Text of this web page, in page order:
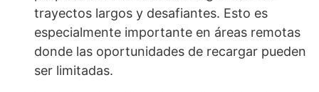
trayectos largos y desafiantes. Esto es
especialmente importante en áreas remotas
donde las oportunidades de recargar pueden
ser limitadas.